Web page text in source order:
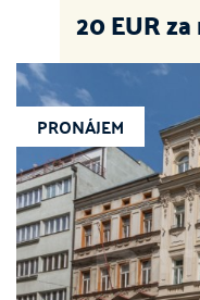
20EUR
PRONÁJEM